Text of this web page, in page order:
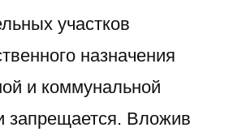
участков
назначения
и коммунальной
запрещается. Вложив